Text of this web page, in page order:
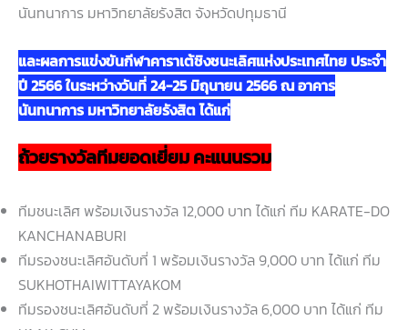
นันทนาการ มหาวิทยาลัยรังสิต จังหวัดปทุมธานี
และผลการแข่งขันกีฬาคาราเต้ชิงชนะเลิศแห่งประเทศไทย ประจำ
ปี 2566 ในระหว่างวันที่ 24-25 มิถุนายน 2566 ณ อาคาร
นันทนาการ มหาวิทยาลัยรังสิต ได้แก่
ถ้วยรางวัลทีมยอดเยี่ยม คะแนนรวม
ทีมชนะเลิศ พร้อมเงินรางวัล 12,000 บาท ได้แก่ ทีม KARATE-DO
KANCHANABURI
ทีมรองชนะเลิศอันดับที่ 1 พร้อมเงินรางวัล 9,000 บาท ได้แก่ ทีม
SUKHOTHAIWITTAYAKOM
ทีมรองชนะเลิศอันดับที่ 2 พร้อมเงินรางวัล 6,000 บาท ได้แก่ ทีม